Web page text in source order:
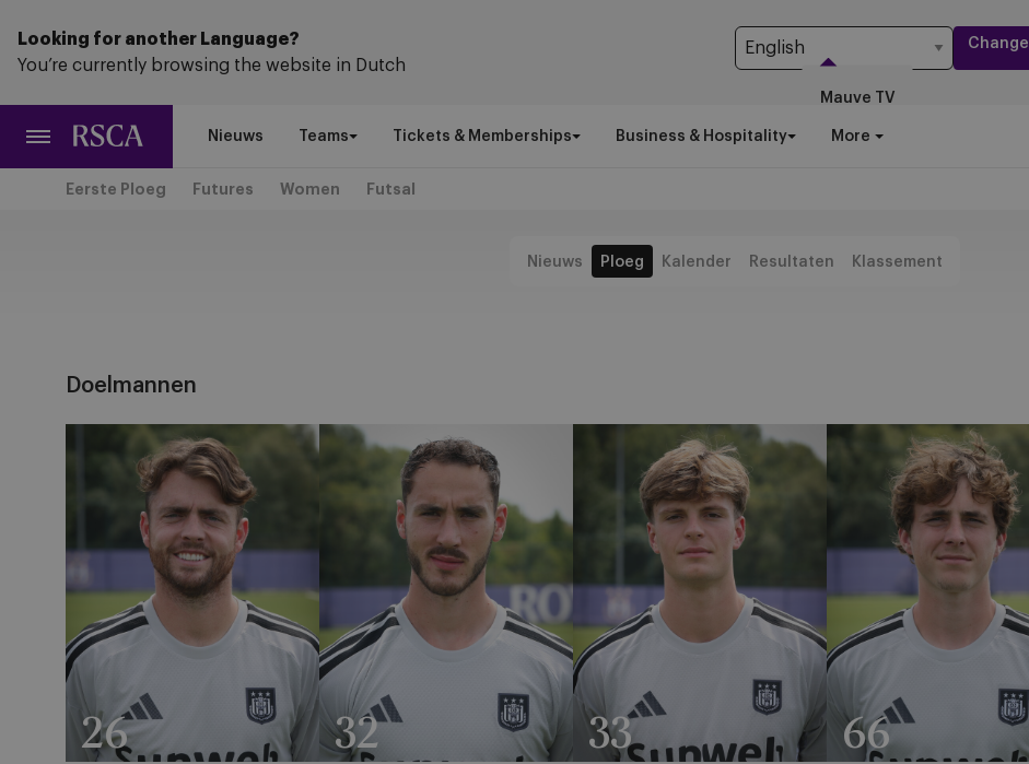
naar
hoofdinhoud
Looking for another Language?
You’re currently browsing the website in Dutch
Change
Nieuws Teams Tickets & Memberships Business & Hospitality More
Mauve TV
Eerste Ploeg Futures Women Futsal
Nieuws Ploeg Kalender Resultaten Klassement
Doelmannen
26 32 33 66